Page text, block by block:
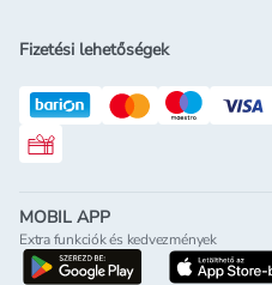
Fizetési lehetőségek
Rossmann ajándékkártya
MOBIL APP
Extra funkciók és kedvezmények
letöltés a